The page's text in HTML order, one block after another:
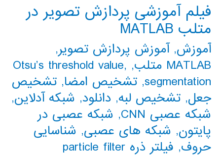
فیلم آموزشی پردازش تصویر در
متلب MATLAB
آموزش,آموزش پردازش تصویر,
MATLAB متلب
,
Otsu’s threshold value,
segmentation
, تشخیص امضا, تشخیص
جعل, تشخیص لبه, دانلود, شبکه آدلاین,
شبکه عصبی CNN
, شبکه عصبی در
پایتون, شبکه های عصبی, شناسایی
حروف, فیلتر ذره particle filter